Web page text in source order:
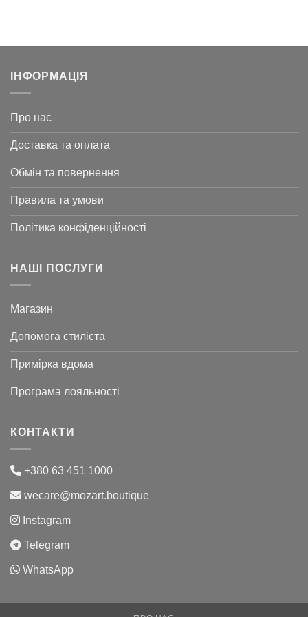
ІНФОРМАЦІЯ
Про нас
Доставка та оплата
Обмін та повернення
Правила та умови
Політика конфіденційності
НАШІ ПОСЛУГИ
Магазин
Допомога стиліста
Примірка вдома
Програма лояльності
КОНТАКТИ
+380 63 451 1000
wecare@mozart.boutique
Instagram
Telegram
WhatsApp